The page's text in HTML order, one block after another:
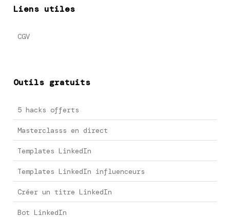
Liens utiles
CGV
Outils gratuits
5 hacks offerts
Masterclasss en direct
Templates LinkedIn
Templates LinkedIn influenceurs
Créer un titre LinkedIn
Bot LinkedIn